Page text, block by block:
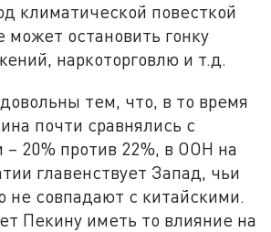
климатической повесткой
может остановить гонку
наркоторговлю и т.д.
тем, что, в то время
почти сравнялись с
20% против 22%, в ООН на
главенствует Запад, чьи
не совпадают с китайскими.
Пекину иметь то влияние на